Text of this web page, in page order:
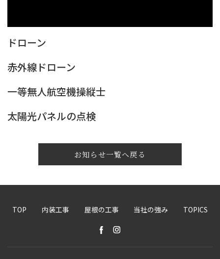
ドローン
赤外線ドローン
一等無人航空機操縦士
太陽光パネルの点検
お知らせ一覧へ戻る
TOP 内装工事 屋根の工事 当社の強み TOPICS